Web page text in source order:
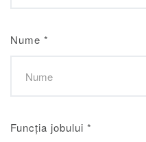
Nume *
Funcția jobului *